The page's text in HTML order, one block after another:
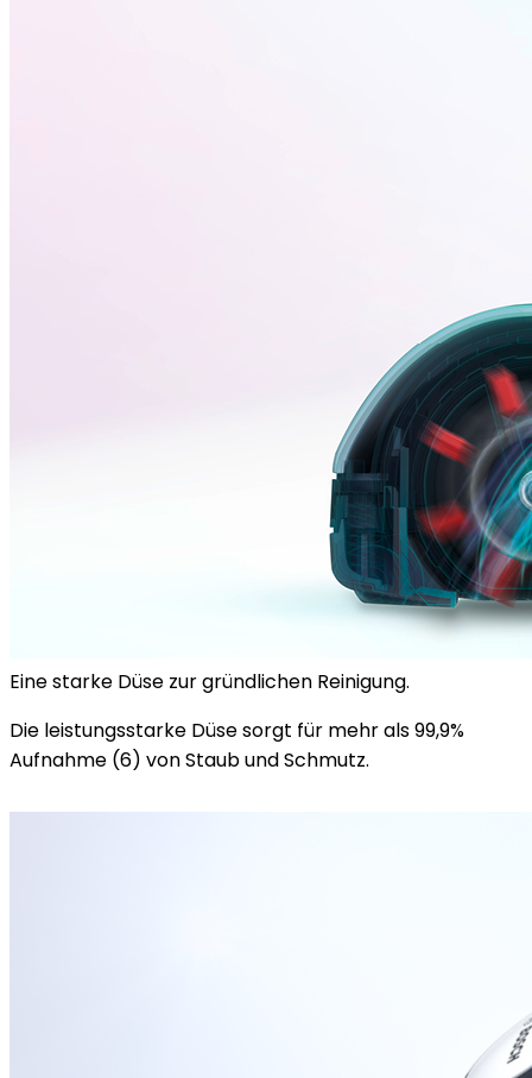
Eine starke Düse zur gründlichen Reinigung.
Die leistungsstarke Düse sorgt für mehr als 99,9%
Aufnahme (6) von Staub und Schmutz.